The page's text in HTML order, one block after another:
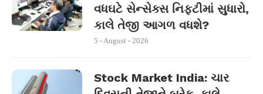
વધઘટે સેન્સેક્સ નિફ્ટીમાં સુધારો,
કાલે તેજી આગળ વધશે?
5 - August - 2026
Stock Market India: ચાર